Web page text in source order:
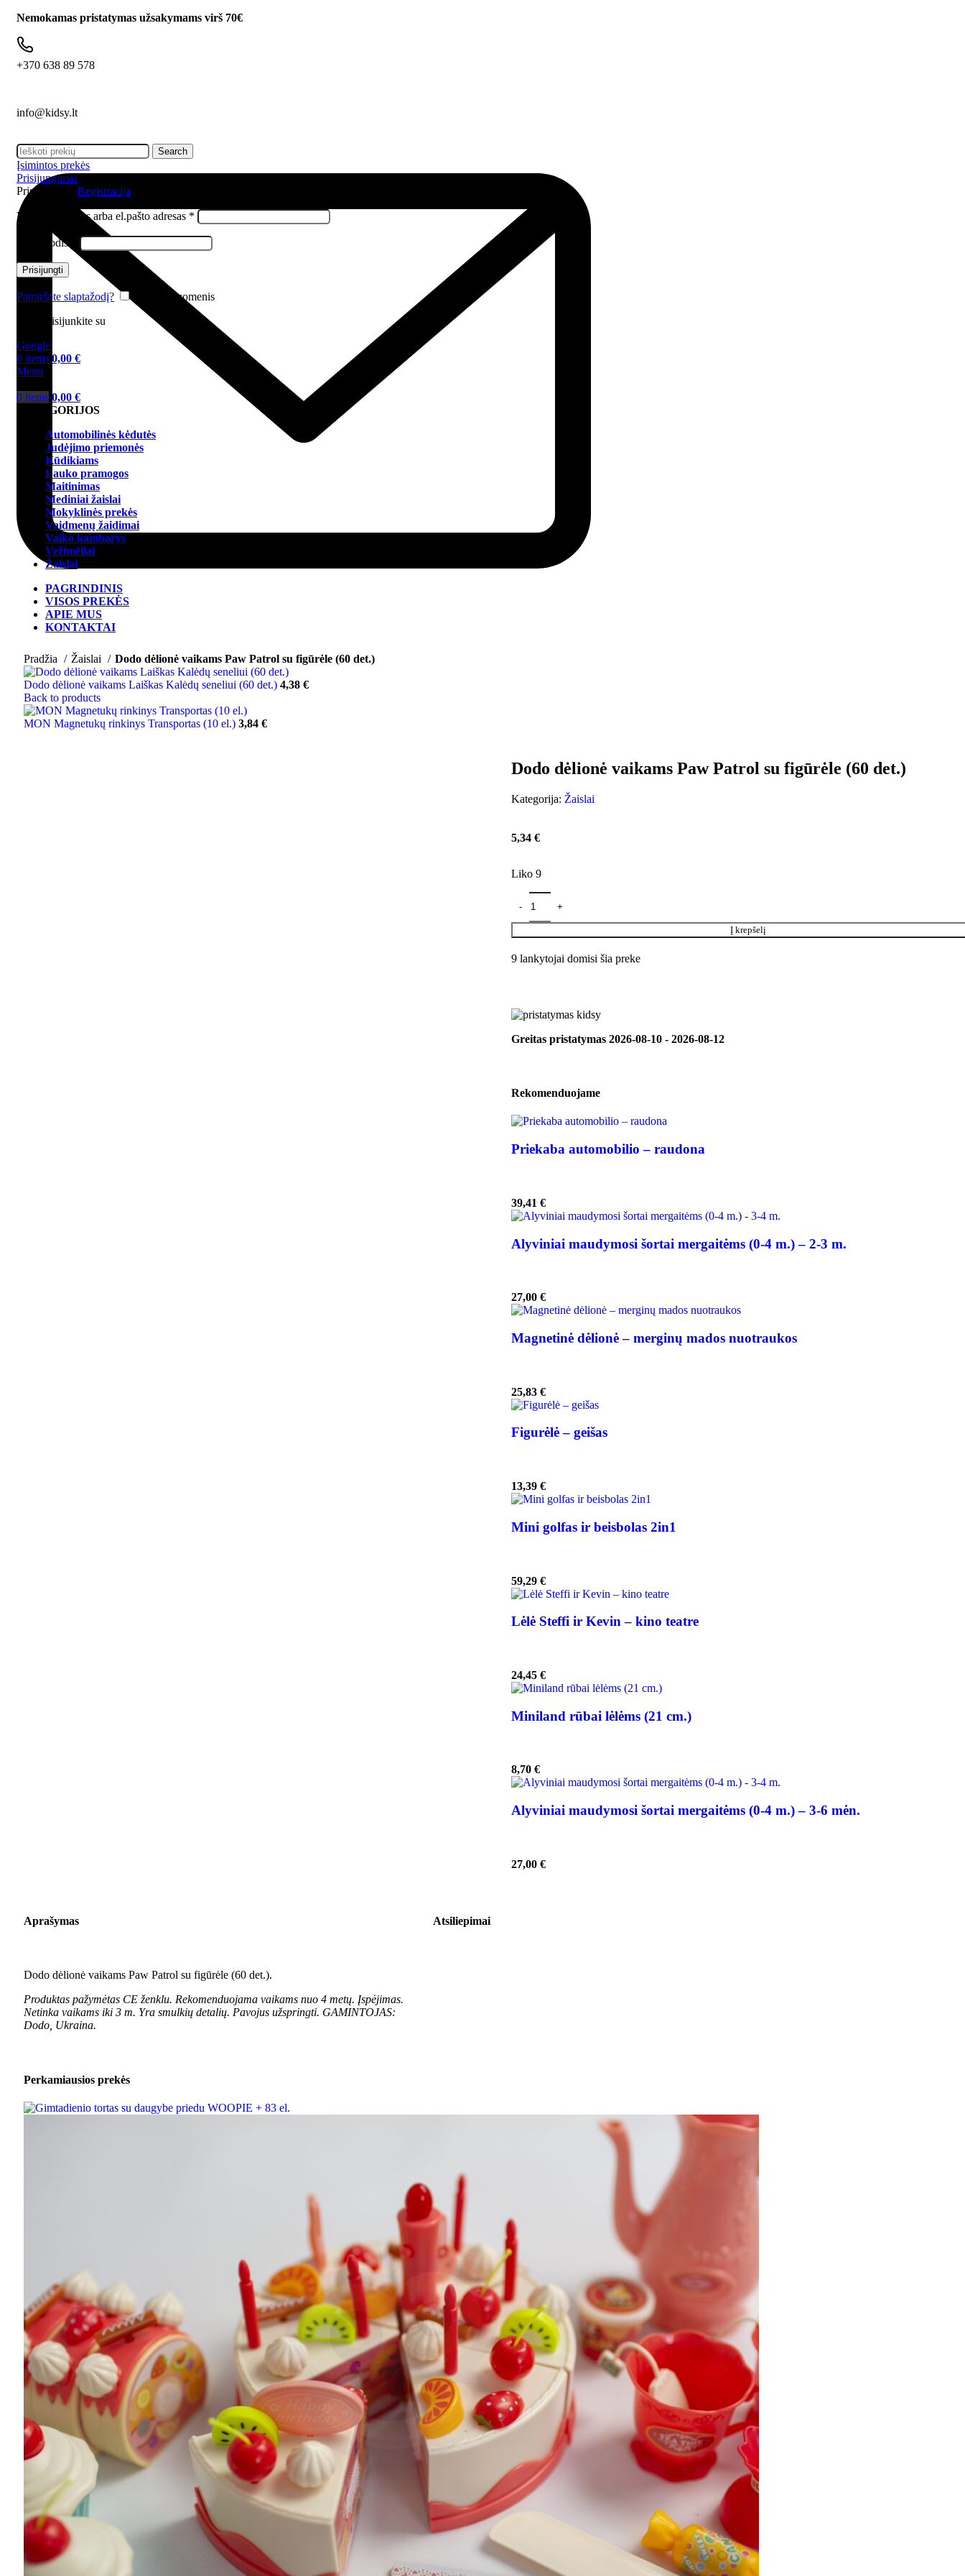
Nemokamas pristatymas užsakymams virš 70€
+370 638 89 578
info@kidsy.lt
Search
Įsimintos prekės
Prisijungimas
Prisijungimas Registracija
Vartotojo vardas arba el.pašto adresas *
Slaptažodis
Prisijungti
Pamiršote slaptažodį?
Įsiminti duomenis
Arba prisijunkite su
Google
0 items 0,00 €
Menu
0 items 0,00 €
KATEGORIJOS
Automobilinės kėdutės
Judėjimo priemonės
Kūdikiams
Lauko pramogos
Maitinimas
Mediniai žaislai
Mokyklinės prekės
Vaidmenų žaidimai
Vaiko kambarys
Vežimėliai
Žaislai
PAGRINDINIS
VISOS PREKĖS
APIE MUS
KONTAKTAI
Pradžia Žaislai Dodo dėlionė vaikams Paw Patrol su figūrėle (60 det.)
Dodo dėlionė vaikams Laiškas Kalėdų seneliui (60 det.) 4,38 €
Back to products
MON Magnetukų rinkinys Transportas (10 el.) 3,84 €
Dodo dėlionė vaikams Paw Patrol su figūrėle (60 det.)
Kategorija: Žaislai
5,34 €
Liko 9
Į krepšelį
9 lankytojai domisi šia preke
Greitas pristatymas 2026-08-10 - 2026-08-12
Rekomenduojame
Priekaba automobilio – raudona
39,41 €
Alyviniai maudymosi šortai mergaitėms (0-4 m.) – 2-3 m.
27,00 €
Magnetinė dėlionė – merginų mados nuotraukos
25,83 €
Figurėlė – geišas
13,39 €
Mini golfas ir beisbolas 2in1
59,29 €
Lėlė Steffi ir Kevin – kino teatre
24,45 €
Miniland rūbai lėlėms (21 cm.)
8,70 €
Alyviniai maudymosi šortai mergaitėms (0-4 m.) – 3-6 mėn.
27,00 €
Aprašymas
Dodo dėlionė vaikams Paw Patrol su figūrėle (60 det.).
Produktas pažymėtas CE ženklu. Rekomenduojama vaikams nuo 4 metų. Įspėjimas.
Netinka vaikams iki 3 m. Yra smulkių detalių. Pavojus užspringti. GAMINTOJAS:
Dodo, Ukraina.
Atsiliepimai
Perkamiausios prekės